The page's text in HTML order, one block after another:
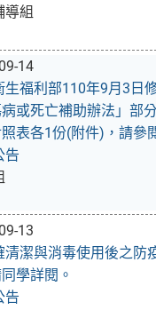
導組
14
生福利部110年9月3日
或死亡補助辦法」部
表各1份(附件)，請參
告
13
清潔與消毒使用後之防
學詳閱。
告